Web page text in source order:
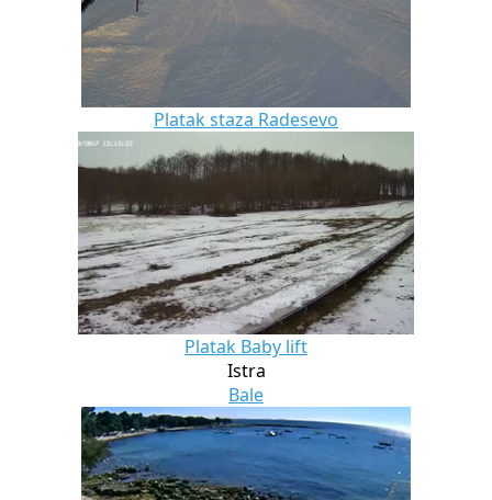
Platak staza Radesevo
Platak Baby lift
Istra
Bale